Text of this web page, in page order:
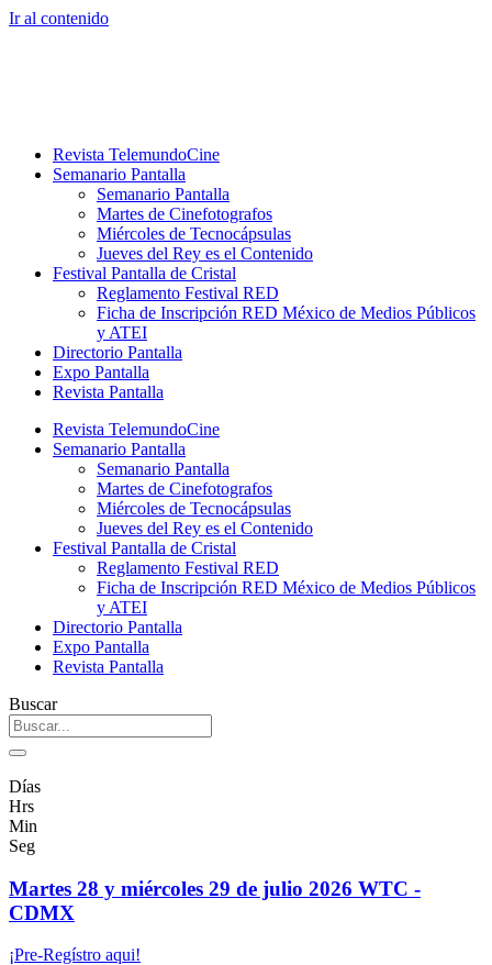
Ir al contenido
Revista TelemundoCine
Semanario Pantalla
Semanario Pantalla
Martes de Cinefotografos
Miércoles de Tecnocápsulas
Jueves del Rey es el Contenido
Festival Pantalla de Cristal
Reglamento Festival RED
Ficha de Inscripción RED México de Medios Públicos
y ATEI
Directorio Pantalla
Expo Pantalla
Revista Pantalla
Revista TelemundoCine
Semanario Pantalla
Semanario Pantalla
Martes de Cinefotografos
Miércoles de Tecnocápsulas
Jueves del Rey es el Contenido
Festival Pantalla de Cristal
Reglamento Festival RED
Ficha de Inscripción RED México de Medios Públicos
y ATEI
Directorio Pantalla
Expo Pantalla
Revista Pantalla
Buscar
Días
Hrs
Min
Seg
Martes 28 y miércoles 29 de julio 2026 WTC -
CDMX
¡Pre-Regístro aqui!